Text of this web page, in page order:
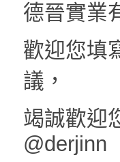
德晉實業
歡迎您填
議，
竭誠歡迎
@derjinn